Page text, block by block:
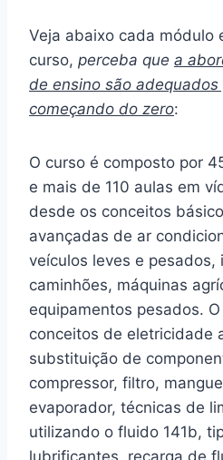
Veja abaixo cada módulo
curso, perceba que a
de ensino são
começando do zero:
O curso é composto por
e mais de 110 aulas em
desde os conceitos
avançadas de ar
veículos leves e pesados,
caminhões, máquinas
equipamentos pesados.
conceitos de eletricidade
substituição de
compressor, filtro,
evaporador, técnicas de
utilizando o fluido 141b,